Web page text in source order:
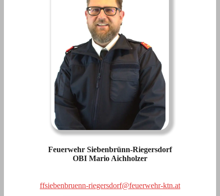
Feuerwehr Siebenbrünn-Riegersdorf
OBI Mario Aichholzer
ffsiebenbruenn-riegersdorf@feuerwehr-ktn.at